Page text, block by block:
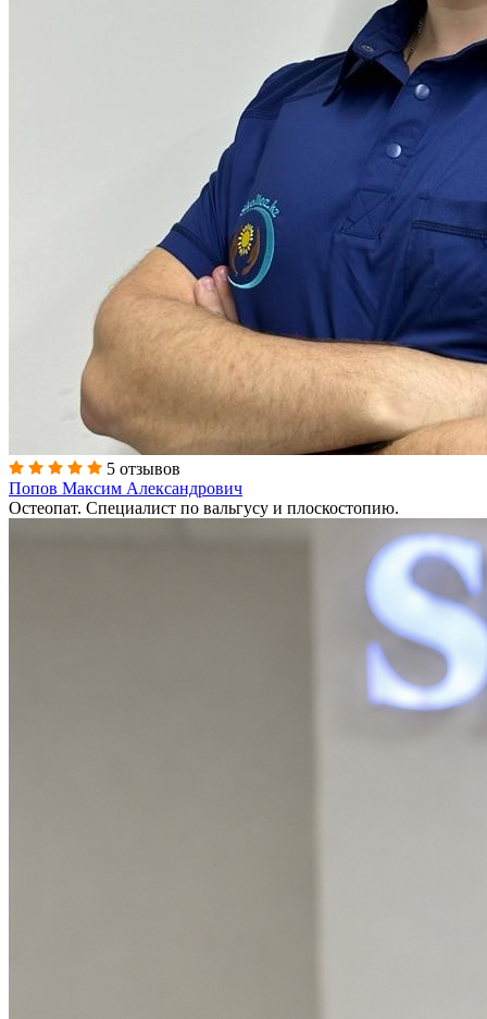
5 отзывов
Попов Максим Александрович
Остеопат. Специалист по вальгусу и плоскостопию.